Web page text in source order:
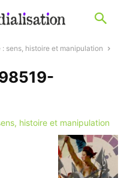
sens, histoire et manipulation